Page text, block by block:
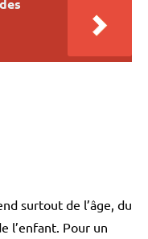
surtout de l’âge, du
l’enfant. Pour un